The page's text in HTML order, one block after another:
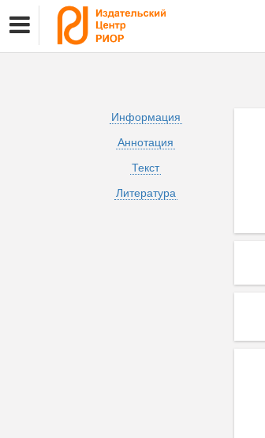
Информация
Аннотация
Текст
Литература